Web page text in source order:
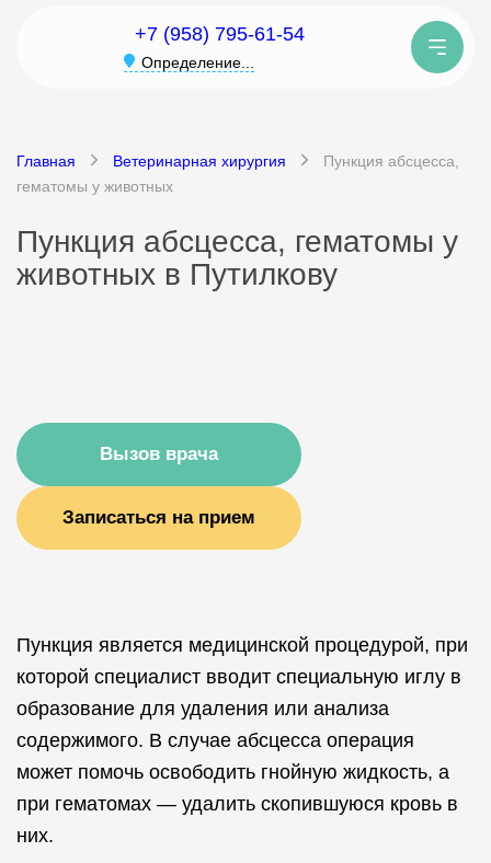
+7 (958) 795-61-54
Определение...
Главная Ветеринарная хирургия
Пункция абсцесса,
гематомы у животных
Пункция абсцесса, гематомы у
животных в Путилкову
Вызов врача
Записаться на прием
Пункция является медицинской процедурой, при
которой специалист вводит специальную иглу в
образование для удаления или анализа
содержимого. В случае абсцесса операция
может помочь освободить гнойную жидкость, а
при гематомах — удалить скопившуюся кровь в
них.